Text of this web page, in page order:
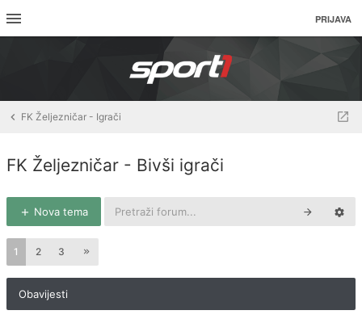
PRIJAVA
FK Željezničar - Igrači
FK Željezničar - Bivši igrači
Nova tema
1 2 3
Obavijesti